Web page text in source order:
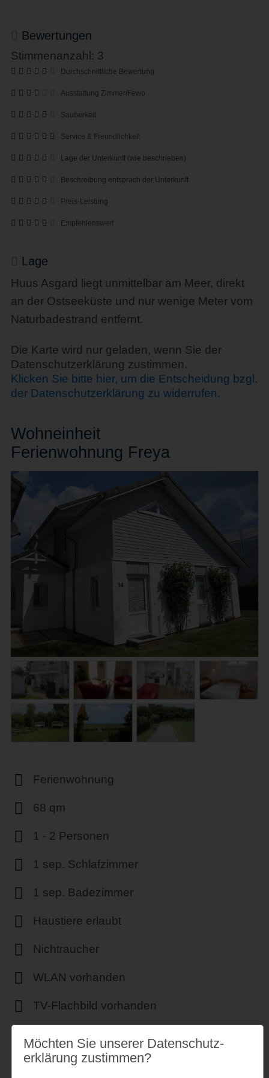
Bewertungen
Stimmenanzahl: 3
Durchschnittliche Bewertung
Ausstattung Zimmer/Fewo
Sauberkeit
Service & Freundlichkeit
Lage der Unterkunft (wie beschrieben)
Beschreibung entsprach der Unterkunft
Preis-Leistung
Empfehlenswert
Lage
Huus Asgard liegt unmittelbar am Meer, direkt
an der Ostseeküste und nur wenige Meter vom
Naturbadestrand entfernt.
Die Karte wird nur geladen, wenn Sie der
Datenschutzerklärung zustimmen.
Klicken Sie bitte hier, um die Entscheidung bzgl.
der Datenschutzerklärung zu widerrufen.
Wohneinheit
Ferienwohnung Freya
Ferienwohnung
68 qm
1 - 2 Personen
1 sep. Schlafzimmer
1 sep. Badezimmer
Haustiere erlaubt
Nichtraucher
WLAN vorhanden
TV-Flachbild vorhanden
Möchten Sie unserer Datenschutz­
erklärung zustimmen?